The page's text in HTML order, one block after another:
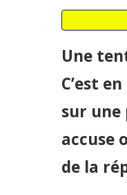
Une
C’est
sur une
accuse
de la